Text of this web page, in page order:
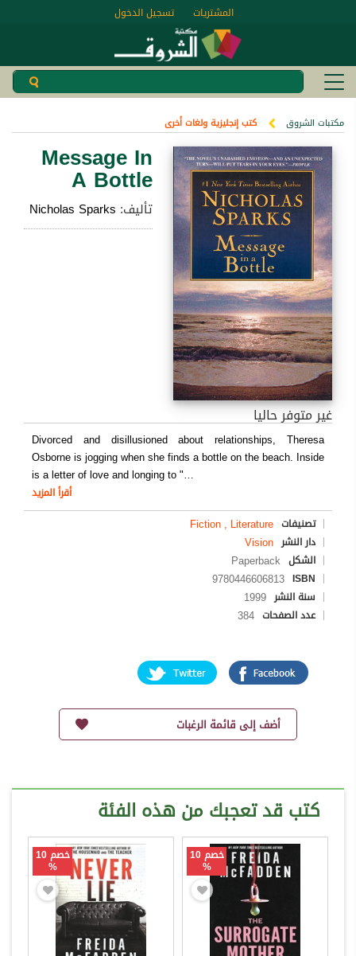
تسجيل الدخول المشتريات
مكتبات الشروق كتب إنجليزية ولغات أخرى
Message In
A Bottle
تأليف: Nicholas Sparks
غير متوفر حاليا
Divorced and disillusioned about relationships, Theresa
Osborne is jogging when she finds a bottle on the beach. Inside
is a letter of love and longing to "…
أقرأ المزيد
تصنيفات Fiction , Literature
دار النشر Vision
الشكل Paperback
ISBN
9780446606813
سنة النشر 1999
عدد الصفحات 384
أضف إلى قائمة الرغبات
كتب قد تعجبك من هذه الفئة
خصم 10
%
خصم 10
%